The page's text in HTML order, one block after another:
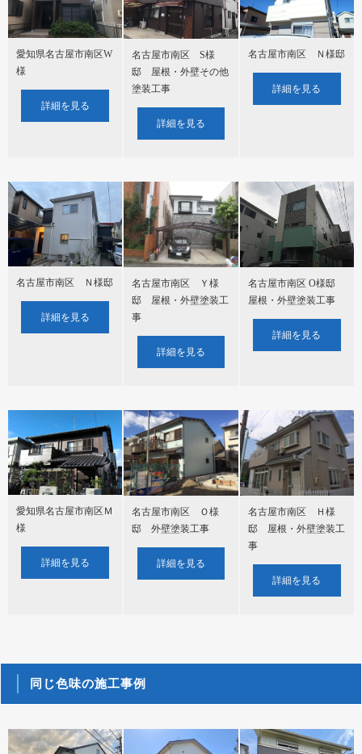
愛知県名古屋市南区W
様
詳細を見る
名古屋市南区 S様
邸 屋根・外壁その他
塗装工事
詳細を見る
名古屋市南区 Ｎ様邸
詳細を見る
名古屋市南区 Ｎ様邸
詳細を見る
名古屋市南区 Ｙ様
邸 屋根・外壁塗装工
事
詳細を見る
名古屋市南区 O様邸
屋根・外壁塗装工事
詳細を見る
愛知県名古屋市南区Ｍ
様
詳細を見る
名古屋市南区 Ｏ様
邸 外壁塗装工事
詳細を見る
名古屋市南区 Ｈ様
邸 屋根・外壁塗装工
事
詳細を見る
同じ色味の施工事例